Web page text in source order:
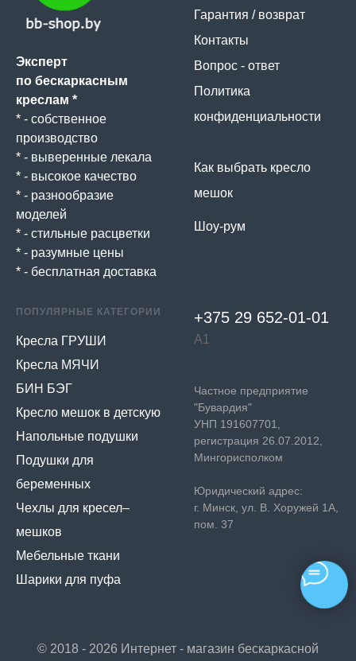
Эксперт
по бескаркасным
креслам *
* - собственное
производство
* - выверенные лекала
* - высокое качество
* - разнообразие
моделей
* - стильные расцветки
* - разумные цены
* - бесплатная доставка
Гарантия / возврат
Контакты
Вопрос - ответ
Политика
конфиденциальности
Как выбрать кресло
мешок
Шоу-рум
ПОПУЛЯРНЫЕ КАТЕГОРИИ
Кресла ГРУШИ
Кресла МЯЧИ
БИН БЭГ
Кресло мешок в детскую
Напольные подушки
Подушки для
беременных
Чехлы для кресел–
мешков
Мебельные ткани
Шарики для пуфа
+375 29 652-01-01
А1
Частное предприятие
"Бувардия"
УНП 191607701,
регистрация 26.07.2012,
Мингорисполком
Юридический адрес:
г. Минск, ул. В. Хоружей 1А,
пом. 37
© 2018 - 2026 Интернет - магазин бескаркасной